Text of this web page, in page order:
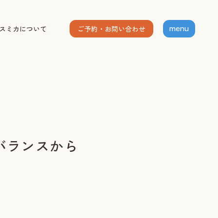
ミカについて ご予約・お問い合わせ menu
ンスから